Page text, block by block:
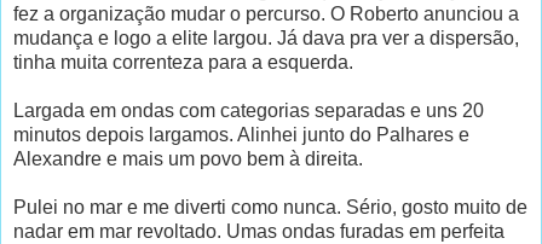
fez a organização mudar o percurso. O Roberto anunciou a
mudança e logo a elite largou. Já dava pra ver a dispersão,
tinha muita correnteza para a esquerda.
Largada em ondas com categorias separadas e uns 20
minutos depois largamos. Alinhei junto do Palhares e
Alexandre e mais um povo bem à direita.
Pulei no mar e me diverti como nunca. Sério, gosto muito de
nadar em mar revoltado. Umas ondas furadas em perfeita